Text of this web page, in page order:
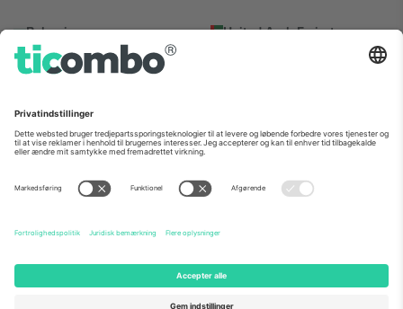
Bulgaria
Regus Sofia City West, bul
Totleben 53-55, 1606 Sofia,
United Arab Emirates
UAE Dubai Silicon Oasis, DDP
Mexico
Av Chapultepec 360, Roma
Norte, Cuauhtémoc, 06700
Ciudad de México, CDMX,
sted, begivenhed og/eller domæne. For detaljer se den specifikke
begivenhedsside, tryk og vilkår.,Virksomhed
Ticombo. Alle rettigheder forbeholdes.